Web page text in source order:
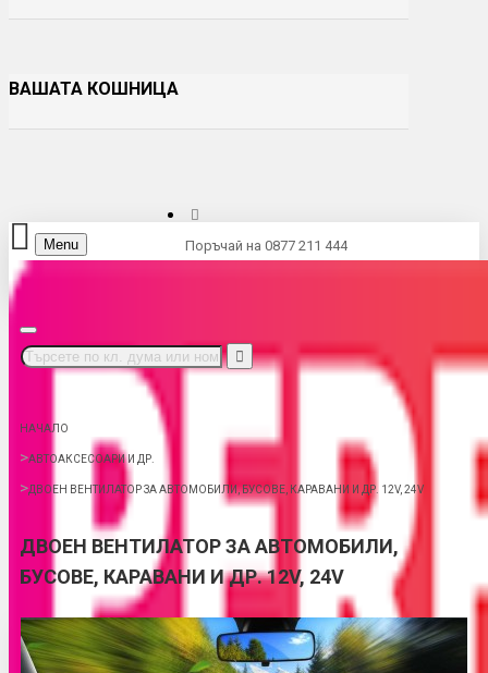
ВАШАТА КОШНИЦА
Поръчай на 0877 211 444
Menu
НАЧАЛО
АВТОАКСЕСОАРИ И ДР.
ДВОЕН ВЕНТИЛАТОР ЗА АВТОМОБИЛИ, БУСОВЕ, КАРАВАНИ И ДР. 12V, 24V
ДВОЕН ВЕНТИЛАТОР ЗА АВТОМОБИЛИ,
БУСОВЕ, КАРАВАНИ И ДР. 12V, 24V